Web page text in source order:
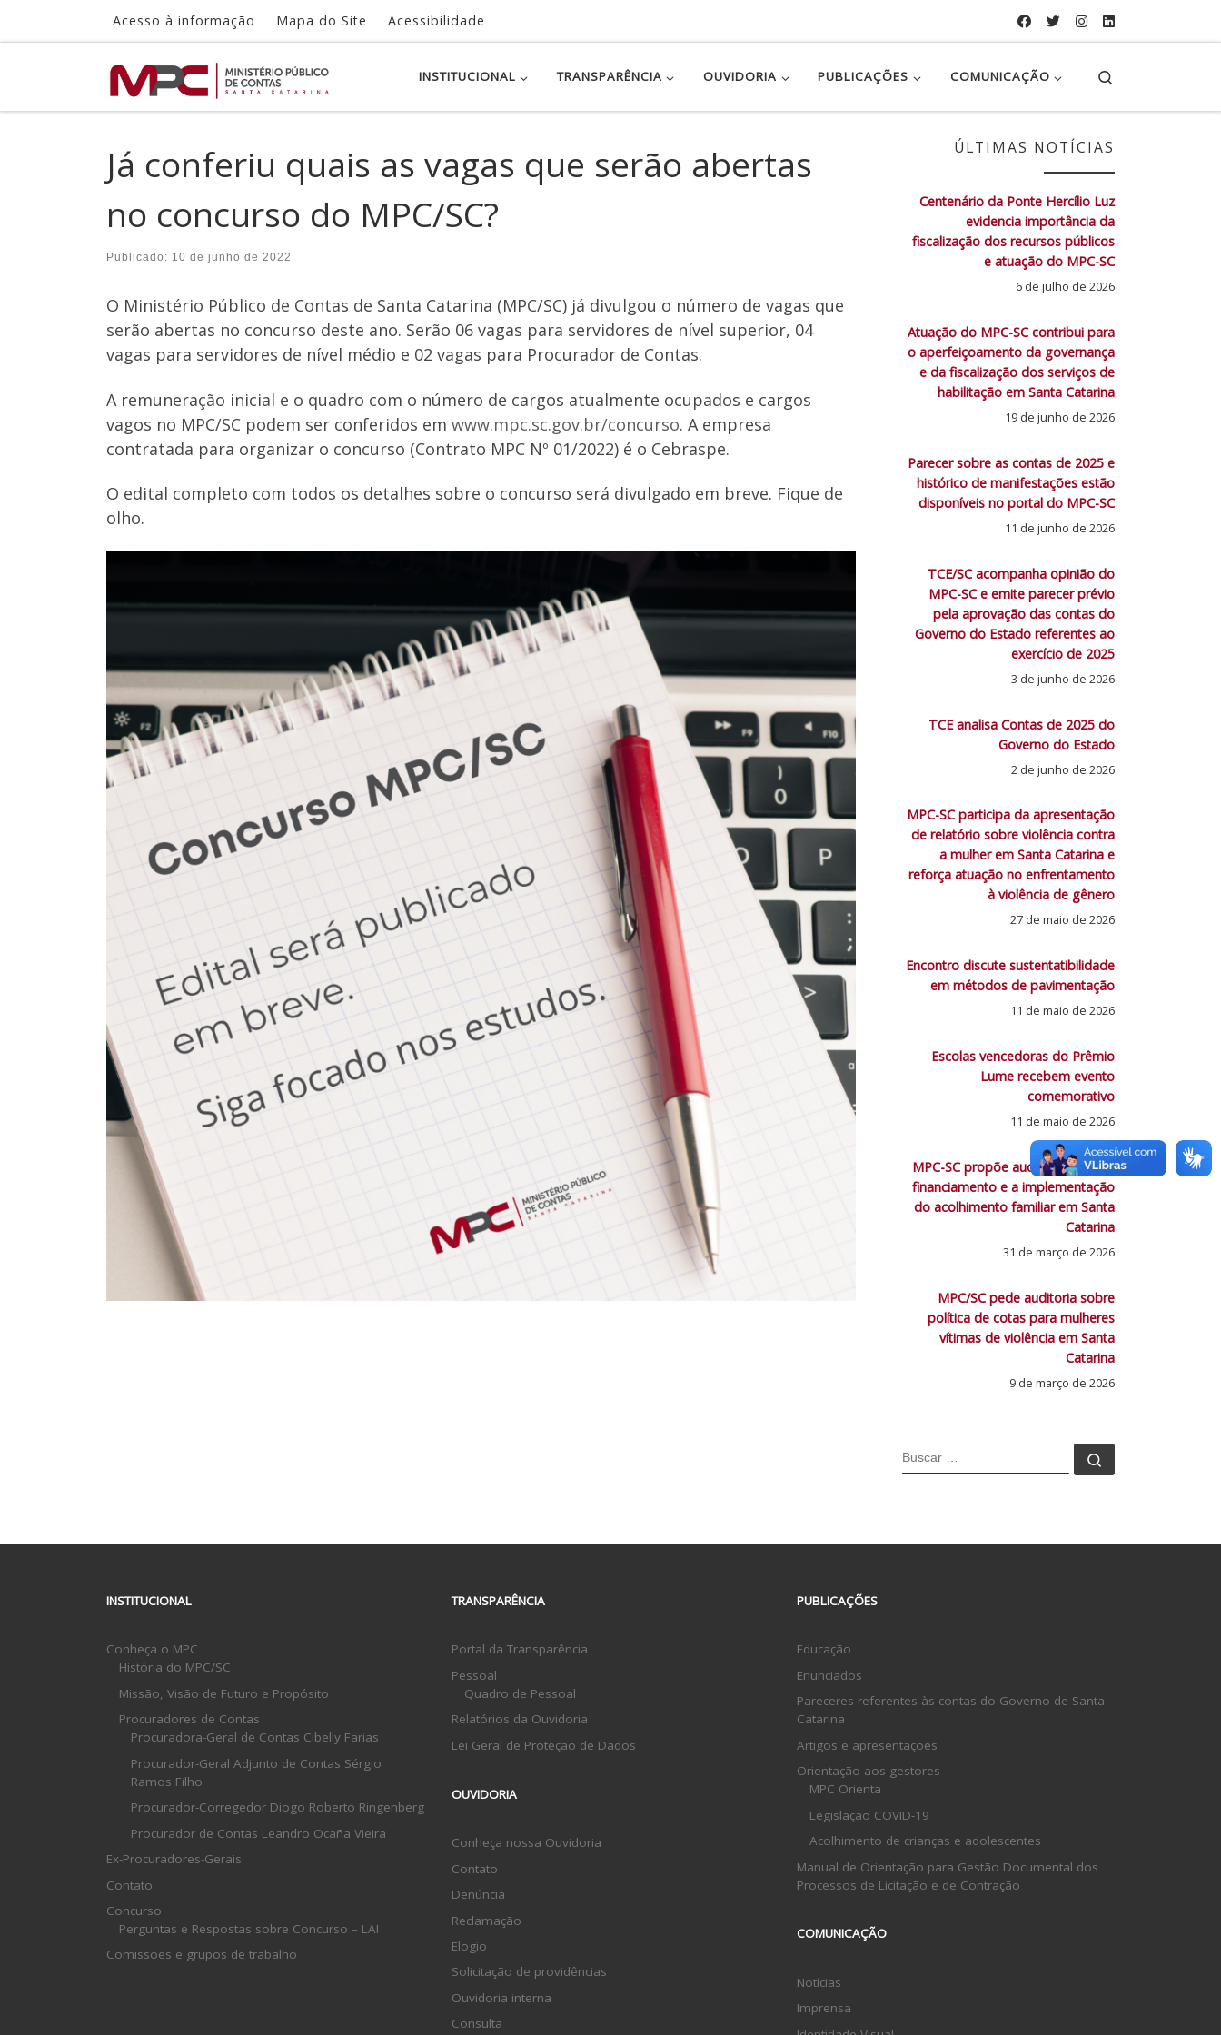
Skip to contentAcesso à informação Mapa do Site Acessibilidade
INSTITUCIONAL TRANSPARÊNCIA OUVIDORIA PUBLICAÇÕES COMUNICAÇÃO
Já conferiu quais as vagas que serão abertas
no concurso do MPC/SC?
Publicado: 10 de junho de 2022
O Ministério Público de Contas de Santa Catarina (MPC/SC) já divulgou o número de vagas que
serão abertas no concurso deste ano. Serão 06 vagas para servidores de nível superior, 04
vagas para servidores de nível médio e 02 vagas para Procurador de Contas.
A remuneração inicial e o quadro com o número de cargos atualmente ocupados e cargos
vagos no MPC/SC podem ser conferidos em www.mpc.sc.gov.br/concurso. A empresa
contratada para organizar o concurso (Contrato MPC Nº 01/2022) é o Cebraspe.
O edital completo com todos os detalhes sobre o concurso será divulgado em breve. Fique de
olho.
ÚLTIMAS NOTÍCIAS
Centenário da Ponte Hercílio Luz
evidencia importância da
fiscalização dos recursos públicos
e atuação do MPC-SC
6 de julho de 2026
Atuação do MPC-SC contribui para
o aperfeiçoamento da governança
e da fiscalização dos serviços de
habilitação em Santa Catarina
19 de junho de 2026
Parecer sobre as contas de 2025 e
histórico de manifestações estão
disponíveis no portal do MPC-SC
11 de junho de 2026
TCE/SC acompanha opinião do
MPC-SC e emite parecer prévio
pela aprovação das contas do
Governo do Estado referentes ao
exercício de 2025
3 de junho de 2026
TCE analisa Contas de 2025 do
Governo do Estado
2 de junho de 2026
MPC-SC participa da apresentação
de relatório sobre violência contra
a mulher em Santa Catarina e
reforça atuação no enfrentamento
à violência de gênero
27 de maio de 2026
Encontro discute sustentatibilidade
em métodos de pavimentação
11 de maio de 2026
Escolas vencedoras do Prêmio
Lume recebem evento
comemorativo
11 de maio de 2026
MPC-SC propõe auditoria sobre o
financiamento e a implementação
do acolhimento familiar em Santa
Catarina
31 de março de 2026
MPC/SC pede auditoria sobre
política de cotas para mulheres
vítimas de violência em Santa
Catarina
9 de março de 2026
BUSCAR
INSTITUCIONAL
Conheça o MPC
História do MPC/SC
Missão, Visão de Futuro e Propósito
Procuradores de Contas
Procuradora-Geral de Contas Cibelly Farias
Procurador-Geral Adjunto de Contas Sérgio
Ramos Filho
Procurador-Corregedor Diogo Roberto Ringenberg
Procurador de Contas Leandro Ocaña Vieira
Ex-Procuradores-Gerais
Contato
Concurso
Perguntas e Respostas sobre Concurso – LAI
Comissões e grupos de trabalho
TRANSPARÊNCIA
Portal da Transparência
Pessoal
Quadro de Pessoal
Relatórios da Ouvidoria
Lei Geral de Proteção de Dados
OUVIDORIA
Conheça nossa Ouvidoria
Contato
Denúncia
Reclamação
Elogio
Solicitação de providências
Ouvidoria interna
Consulta
PUBLICAÇÕES
Educação
Enunciados
Pareceres referentes às contas do Governo de Santa
Catarina
Artigos e apresentações
Orientação aos gestores
MPC Orienta
Legislação COVID-19
Acolhimento de crianças e adolescentes
Manual de Orientação para Gestão Documental dos
Processos de Licitação e de Contração
COMUNICAÇÃO
Notícias
Imprensa